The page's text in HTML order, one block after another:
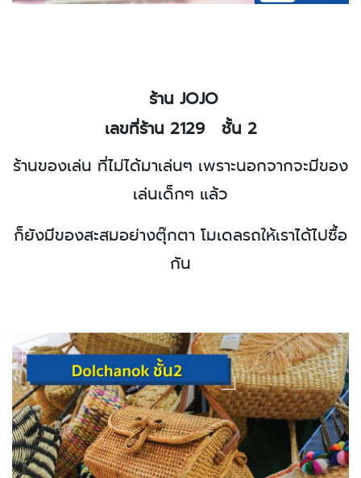
ร้าน JOJO
เลขที่ร้าน 2129
ชั้น 2
ร้านของเล่น ที่ไม่ได้มาเล่นๆ เพราะนอกจากจะมีของ
เล่นเด็กๆ แล้ว
ก็ยังมีของสะสมอย่างตุ๊กตา โมเดลรถให้เราได้ไปซื้อ
กัน